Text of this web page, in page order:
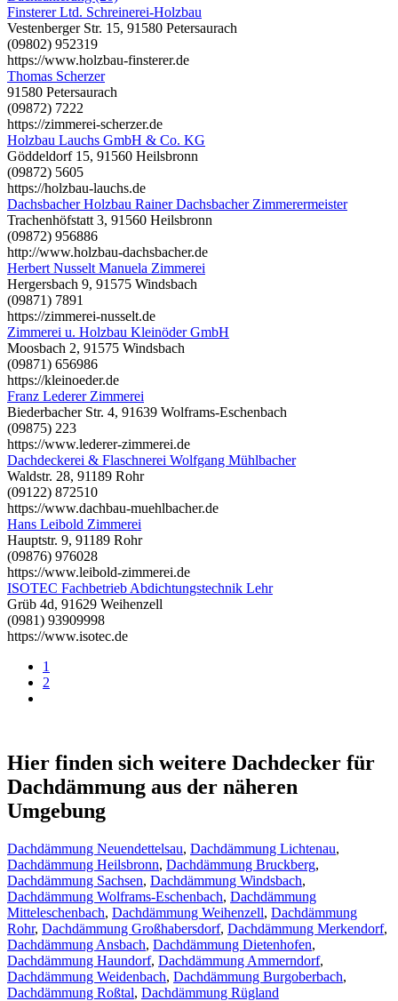
Finsterer Ltd. Schreinerei-Holzbau
Vestenberger Str. 15, 91580 Petersaurach
(09802) 952319
https://www.holzbau-finsterer.de
Thomas Scherzer
91580 Petersaurach
(09872) 7222
https://zimmerei-scherzer.de
Holzbau Lauchs GmbH & Co. KG
Göddeldorf 15, 91560 Heilsbronn
(09872) 5605
https://holzbau-lauchs.de
Dachsbacher Holzbau Rainer Dachsbacher Zimmerermeister
Trachenhöfstatt 3, 91560 Heilsbronn
(09872) 956886
http://www.holzbau-dachsbacher.de
Herbert Nusselt Manuela Zimmerei
Hergersbach 9, 91575 Windsbach
(09871) 7891
https://zimmerei-nusselt.de
Zimmerei u. Holzbau Kleinöder GmbH
Moosbach 2, 91575 Windsbach
(09871) 656986
https://kleinoeder.de
Franz Lederer Zimmerei
Biederbacher Str. 4, 91639 Wolframs-Eschenbach
(09875) 223
https://www.lederer-zimmerei.de
Dachdeckerei & Flaschnerei Wolfgang Mühlbacher
Waldstr. 28, 91189 Rohr
(09122) 872510
https://www.dachbau-muehlbacher.de
Hans Leibold Zimmerei
Hauptstr. 9, 91189 Rohr
(09876) 976028
https://www.leibold-zimmerei.de
ISOTEC Fachbetrieb Abdichtungstechnik Lehr
Grüb 4d, 91629 Weihenzell
(0981) 93909998
https://www.isotec.de
1
2
Hier finden sich weitere Dachdecker für
Dachdämmung aus der näheren
Umgebung
Dachdämmung Neuendettelsau, Dachdämmung Lichtenau,
Dachdämmung Heilsbronn, Dachdämmung Bruckberg,
Dachdämmung Sachsen, Dachdämmung Windsbach,
Dachdämmung Wolframs-Eschenbach, Dachdämmung
Mitteleschenbach, Dachdämmung Weihenzell, Dachdämmung
Rohr, Dachdämmung Großhabersdorf, Dachdämmung Merkendorf,
Dachdämmung Ansbach, Dachdämmung Dietenhofen,
Dachdämmung Haundorf, Dachdämmung Ammerndorf,
Dachdämmung Weidenbach, Dachdämmung Burgoberbach,
Dachdämmung Roßtal, Dachdämmung Rügland